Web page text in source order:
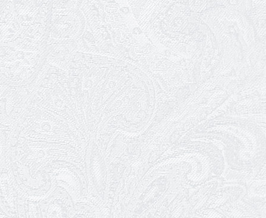
Ювілей Валентини Бородіної
13.05.2026
Конкурс на заміщення вакантних
посад
12.05.2026
Ювілей Світлани Коцюренко
10.05.2026
Онлайн-трансляція концерту «Хто
кого?»
09.05.2026
Ювілей Олександра Ланге
08.05.2026